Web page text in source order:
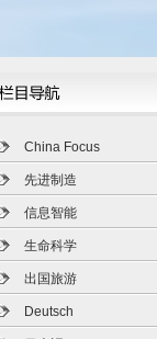
China Focus
先进制造
信息智能
生命科学
出国旅游
Deutsch